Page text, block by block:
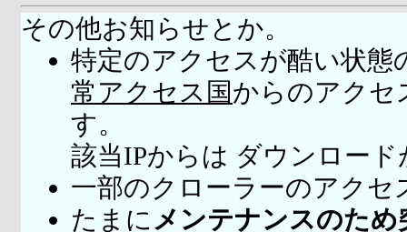
その他お知らせとか。
特定のアクセスが酷い状態
常アクセス国からのアクセ
す。
該当IPからは ダウンロー
一部のクローラーのアクセ
たまに メンテナンスのため